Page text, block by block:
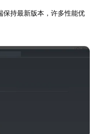
保持最新版本，许多性能优